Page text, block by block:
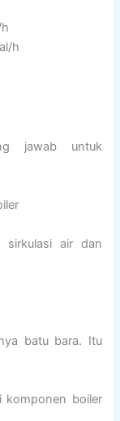
h
jawab untuk
sirkulasi air dan
batu bara. Itu
komponen boiler